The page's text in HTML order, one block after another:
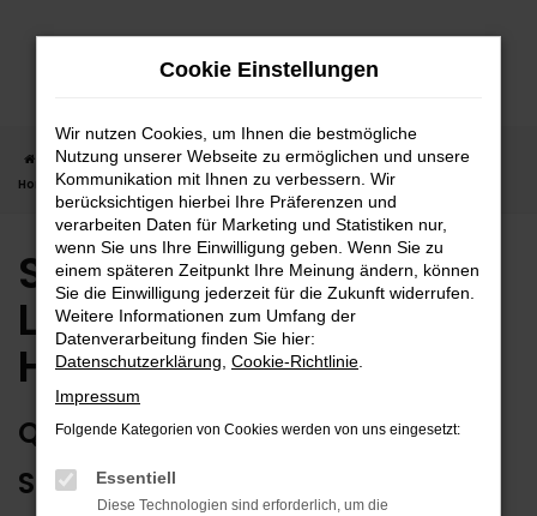
Zum
Startseite Horb Suzuki
Suzuki Neuwagen | Lieferservice nach
Horb
Suzuki Neuwagen |
Lieferservice nach
Horb
QUALITÄT MIT AUSRUFEZEICHEN:
SUZUKI NEUWAGEN FÜR HORB
Cookie Einstellungen
Wir nutzen Cookies, um Ihnen die bestmögliche
Nutzung unserer Webseite zu ermöglichen und unsere
Kommunikation mit Ihnen zu verbessern. Wir
berücksichtigen hierbei Ihre Präferenzen und
verarbeiten Daten für Marketing und Statistiken nur,
wenn Sie uns Ihre Einwilligung geben. Wenn Sie zu
einem späteren Zeitpunkt Ihre Meinung ändern, können
Sie die Einwilligung jederzeit für die Zukunft widerrufen.
Weitere Informationen zum Umfang der
Datenverarbeitung finden Sie hier:
Datenschutzerklärung Cookie-Richtlinie
Impressum
Folgende Kategorien von Cookies werden von uns eingesetzt:
Essentiell
Diese Technologien sind erforderlich, um die